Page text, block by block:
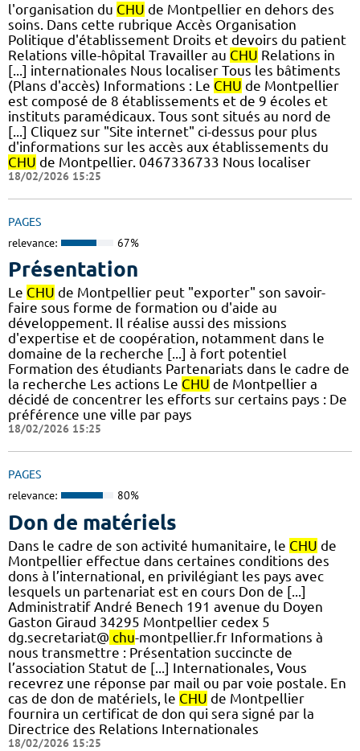
l'organisation du CHU de Montpellier en dehors des
soins. Dans cette rubrique Accès Organisation
Politique d'établissement Droits et devoirs du patient
Relations ville-hôpital Travailler au CHU Relations in
[...] internationales Nous localiser Tous les bâtiments
(Plans d'accès) Informations : Le CHU de Montpellier
est composé de 8 établissements et de 9 écoles et
instituts paramédicaux. Tous sont situés au nord de
[...] Cliquez sur "Site internet" ci-dessus pour plus
d'informations sur les accès aux établissements du
CHU de Montpellier. 0467336733 Nous localiser
18/02/2026 15:25
PAGES
relevance: 67%
Présentation
Le CHU de Montpellier peut "exporter" son savoir-
faire sous forme de formation ou d'aide au
développement. Il réalise aussi des missions
d'expertise et de coopération, notamment dans le
domaine de la recherche [...] à fort potentiel
Formation des étudiants Partenariats dans le cadre de
la recherche Les actions Le CHU de Montpellier a
décidé de concentrer les efforts sur certains pays : De
préférence une ville par pays
18/02/2026 15:25
PAGES
relevance: 80%
Don de matériels
Dans le cadre de son activité humanitaire, le CHU de
Montpellier effectue dans certaines conditions des
dons à l’international, en privilégiant les pays avec
lesquels un partenariat est en cours Don de [...]
Administratif André Benech 191 avenue du Doyen
Gaston Giraud 34295 Montpellier cedex 5
dg.secretariat@ chu-montpellier.fr Informations à
nous transmettre : Présentation succincte de
l’association Statut de [...] Internationales, Vous
recevrez une réponse par mail ou par voie postale. En
cas de don de matériels, le CHU de Montpellier
fournira un certificat de don qui sera signé par la
Directrice des Relations Internationales
18/02/2026 15:25